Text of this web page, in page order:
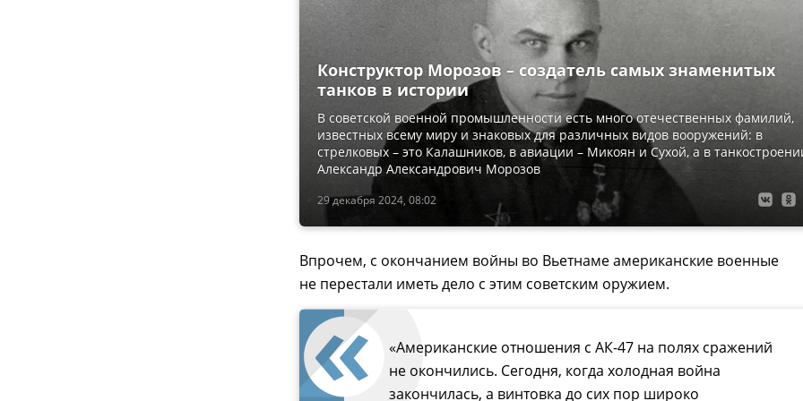
29 декабря 2024, 08:02
Конструктор Морозов – создатель самых знаменитых
танков в истории
В советской военной промышленности есть много отечественных фамилий,
известных всему миру и знаковых для различных видов вооружений: в
стрелковых – это Калашников, в авиации – Микоян и Сухой, а в
Александр Александрович Морозов
Впрочем, с окончанием войны во Вьетнаме американские военные
не перестали иметь дело с этим советским оружием.
«Американские отношения с АК-47 на полях сражений
не окончились. Сегодня, когда холодная война
закончилась, а винтовка до сих пор широко